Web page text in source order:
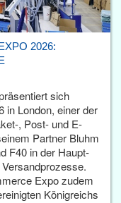
2026:
sich
in London, einer der
, Post- und E-
Partner Bluhm
F40 in der Haupt­
Expo zudem
Königreichs